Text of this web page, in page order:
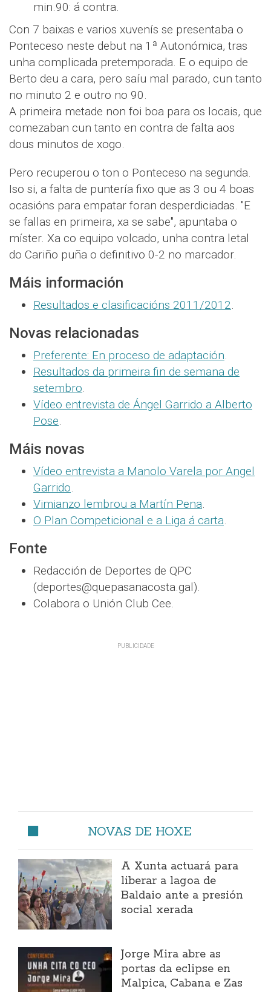
min.90: á contra.
Con 7 baixas e varios xuvenís se presentaba o
Ponteceso neste debut na 1ª Autonómica, tras
unha complicada pretemporada. E o equipo de
Berto deu a cara, pero saíu mal parado, cun tanto
no minuto 2 e outro no 90.
A primeira metade non foi boa para os locais, que
comezaban cun tanto en contra de falta aos
dous minutos de xogo.
Pero recuperou o ton o Ponteceso na segunda.
Iso si, a falta de puntería fixo que as 3 ou 4 boas
ocasións para empatar foran desperdiciadas. "E
se fallas en primeira, xa se sabe", apuntaba o
míster. Xa co equipo volcado, unha contra letal
do Cariño puña o definitivo 0-2 no marcador.
Máis información
Resultados e clasificacións 2011/2012.
Novas relacionadas
Preferente: En proceso de adaptación.
Resultados da primeira fin de semana de
setembro.
Vídeo entrevista de Ángel Garrido a Alberto
Pose.
Máis novas
Vídeo entrevista a Manolo Varela por Angel
Garrido.
Vimianzo lembrou a Martín Pena.
O Plan Competicional e a Liga á carta.
Fonte
Redacción de Deportes de QPC
(deportes@quepasanacosta.gal).
Colabora o Unión Club Cee.
NOVAS DE HOXE
A Xunta actuará para
liberar a lagoa de
Baldaio ante a presión
social xerada
Jorge Mira abre as
portas da eclipse en
Malpica, Cabana e Zas